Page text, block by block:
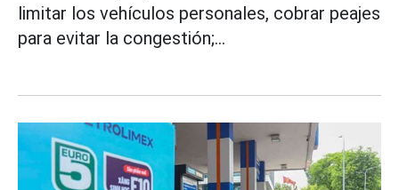
limitar los vehículos personales, cobrar peajes
para evitar la congestión;...